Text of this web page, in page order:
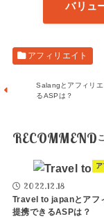
バリュ
アフィリエイト
Salangとアフィリエ
るASPは？
RECOMMEND
2022.12.18
Travel to japanとアフ
提携できるASPは？